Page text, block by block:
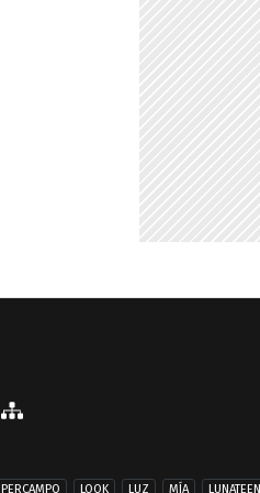
LOOK LUZ MÍA LUNATEEN